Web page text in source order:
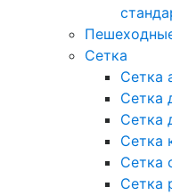
Сетка
Сетка
Сетка
Сетка
Сетка
Сетка
Сетка